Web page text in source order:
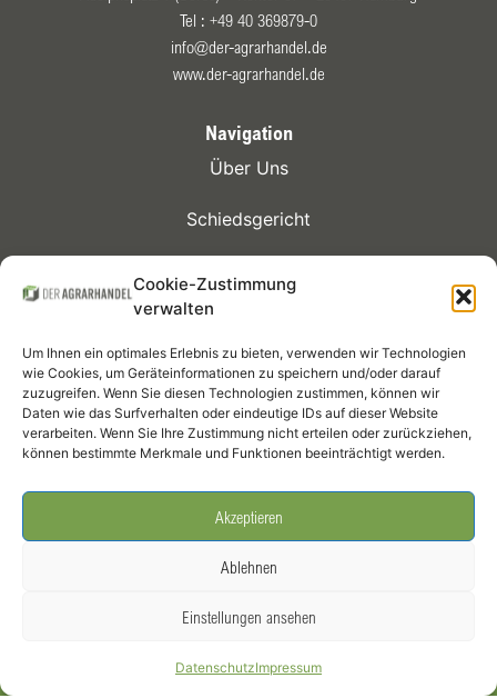
Cookie-Zustimmung
verwalten
Um Ihnen ein optimales Erlebnis zu bieten, verwenden wir Technologien
wie Cookies, um Geräteinformationen zu speichern und/oder darauf
zuzugreifen. Wenn Sie diesen Technologien zustimmen, können wir
Daten wie das Surfverhalten oder eindeutige IDs auf dieser Website
verarbeiten. Wenn Sie Ihre Zustimmung nicht erteilen oder zurückziehen,
können bestimmte Merkmale und Funktionen beeinträchtigt werden.
Akzeptieren
Ablehnen
Einstellungen ansehen
DatenschutzImpressum
Tel : +49 40 369879-0
info@der-agrarhandel.de
www.der-agrarhandel.de
Navigation
Über Uns
Schiedsgericht
Mitglieder
Termine
Infothek
Social Media
Getreidehändler der Hamburger Börse e.V. –Impressum